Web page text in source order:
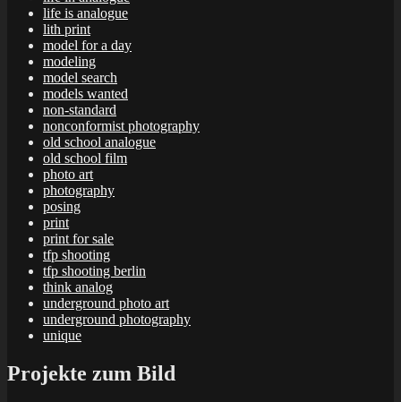
life is analogue
lith print
model for a day
modeling
model search
models wanted
non-standard
nonconformist photography
old school analogue
old school film
photo art
photography
posing
print
print for sale
tfp shooting
tfp shooting berlin
think analog
underground photo art
underground photography
unique
Projekte zum Bild